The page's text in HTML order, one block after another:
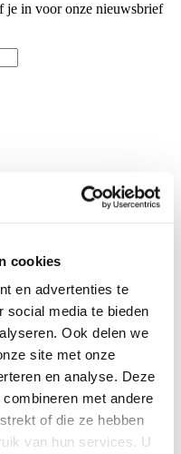
cookies
en advertenties te
social media te bieden
Ook delen we
site met onze
en analyse. Deze
met andere
of die ze hebben
van hun services. U
je in voor onze nieuwsbrief